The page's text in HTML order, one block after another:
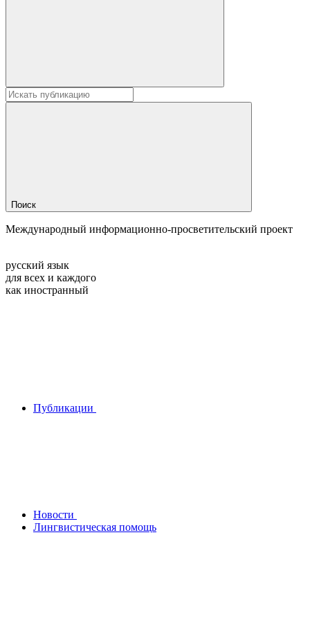
Поиск
Международный информационно-просветительский проект
русский язык
для всех и каждого
как иностранный
Публикации
Новости
Лингвистическая помощь